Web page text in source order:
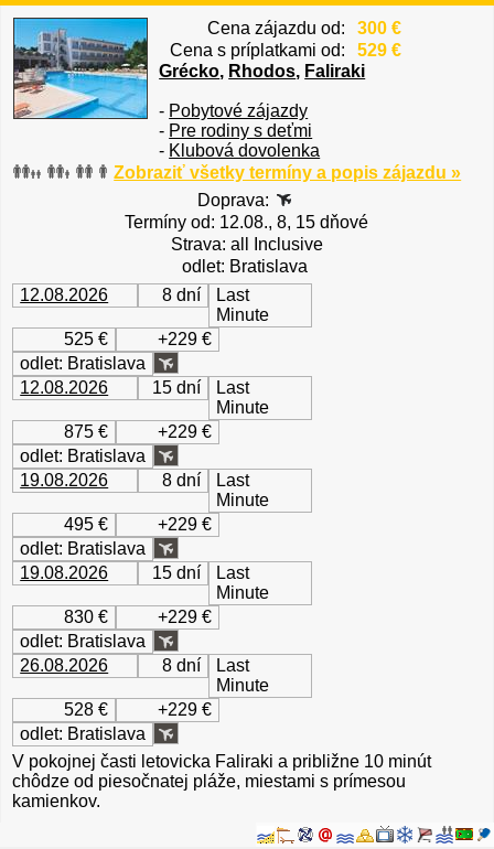
Cena zájazdu od:
300 €
Cena s príplatkami od:
529 €
Grécko, Rhodos, Faliraki
- Pobytové zájazdy
- Pre rodiny s deťmi
- Klubová dovolenka
Zobraziť všetky termíny a popis zájazdu »
Doprava:
Termíny od: 12.08., 8, 15 dňové
Strava: all Inclusive
odlet: Bratislava
12.08.2026
8 dní
Last
Minute
525 €
+229 €
odlet: Bratislava
12.08.2026
15 dní
Last
Minute
875 €
+229 €
odlet: Bratislava
19.08.2026
8 dní
Last
Minute
495 €
+229 €
odlet: Bratislava
19.08.2026
15 dní
Last
Minute
830 €
+229 €
odlet: Bratislava
26.08.2026
8 dní
Last
Minute
528 €
+229 €
odlet: Bratislava
V pokojnej časti letovicka Faliraki a približne 10 minút
chôdze od piesočnatej pláže, miestami s prímesou
kamienkov.